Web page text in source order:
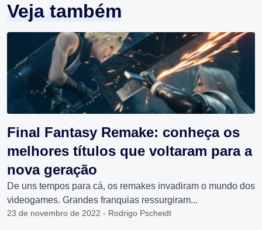
Veja também
Final Fantasy Remake: conheça os
melhores títulos que voltaram para a
nova geração
De uns tempos para cá, os remakes invadiram o mundo dos
videogames. Grandes franquias ressurgiram...
23 de novembro de 2022 - Rodrigo Pscheidt